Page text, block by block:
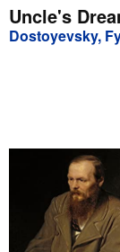
Consultar mis
Búsqueda
Vendedores
Comenzar a
Ayuda
Uncle's
Dostoyevsky,